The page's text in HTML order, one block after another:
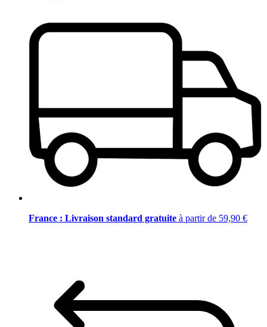
France : Livraison standard gratuite à partir de 59,90 €